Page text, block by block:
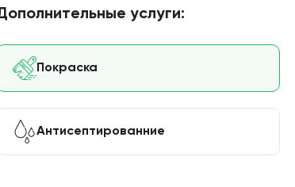
услуги:
Покраска
Антисептированние